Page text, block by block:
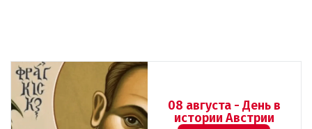
08 августа - День в
истории Австрии